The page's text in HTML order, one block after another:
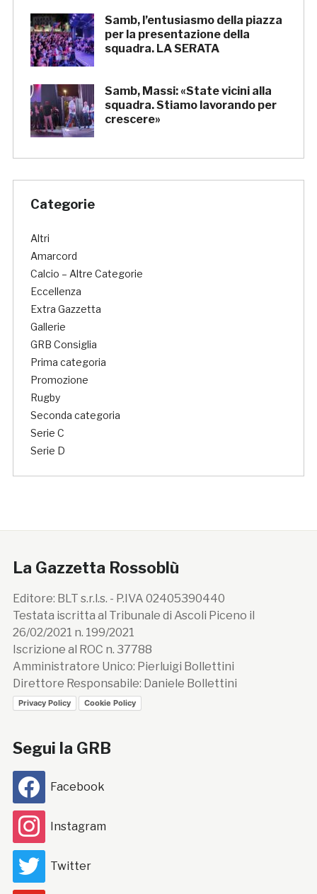
Samb, l’entusiasmo della piazza
per la presentazione della
squadra. LA SERATA
Samb, Massi: «State vicini alla
squadra. Stiamo lavorando per
crescere»
Categorie
Altri
Amarcord
Calcio – Altre Categorie
Eccellenza
Extra Gazzetta
Gallerie
GRB Consiglia
Prima categoria
Promozione
Rugby
Seconda categoria
Serie C
Serie D
La Gazzetta Rossoblù
Editore: BLT s.r.l.s. - P.IVA 02405390440
Testata iscritta al Tribunale di Ascoli Piceno il
26/02/2021 n. 199/2021
Iscrizione al ROC n. 37788
Amministratore Unico: Pierluigi Bollettini
Direttore Responsabile: Daniele Bollettini
Privacy Policy Cookie Policy
Segui la GRB
Facebook
Instagram
Twitter